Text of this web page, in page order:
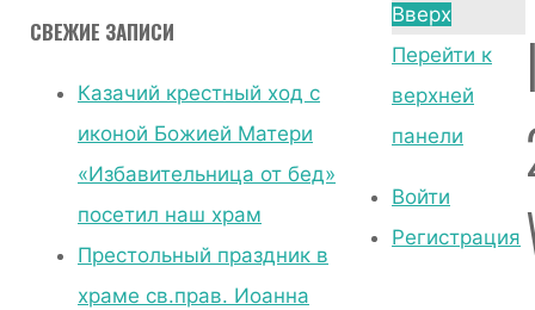
страница
СВЕЖИЕ ЗАПИСИ
Казачий крестный ход с
иконой Божией Матери
«Избавительница от бед»
посетил наш храм
Престольный праздник в
храме св.прав. Иоанна
Вверх
Перейти к
верхней
панели
Войти
Регистрация